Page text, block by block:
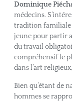
Dominique
médecins.
tradition familiale
jeune pour partir
du travail
compréhensif le
dans l’art
Bien qu’étant de
hommes se